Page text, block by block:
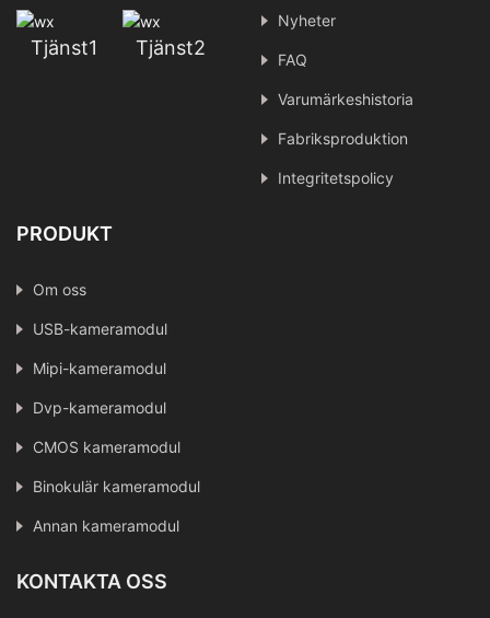
Tjänst1 Tjänst2
Nyheter
FAQ
Varumärkeshistoria
Fabriksproduktion
Integritetspolicy
PRODUKT
Om oss
USB-kameramodul
Mipi-kameramodul
Dvp-kameramodul
CMOS kameramodul
Binokulär kameramodul
Annan kameramodul
KONTAKTA OSS